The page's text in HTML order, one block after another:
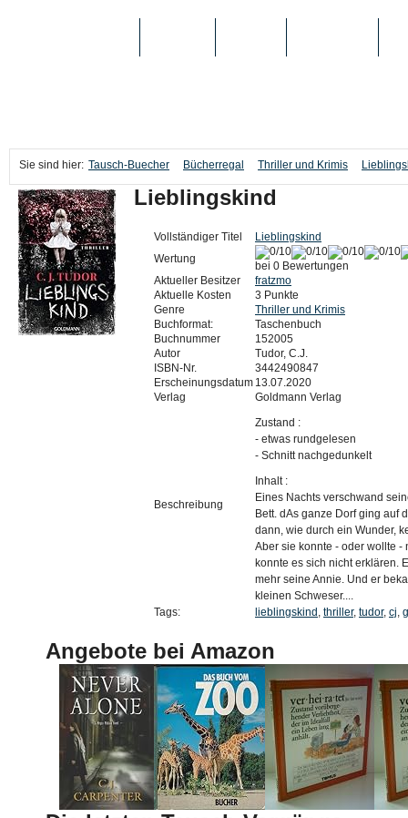
Sie sind hier: Tausch-Buecher Bücherregal Thriller und Krimis
Lieblingskind
Vollständiger Titel
Lieblingskind
Wertung
bei 0 Bewertungen
Aktueller Besitzer
fratzmo
Aktuelle Kosten
3 Punkte
Genre
Thriller und Krimis
Buchformat:
Taschenbuch
Buchnummer
152005
Autor
Tudor, C.J.
ISBN-Nr.
3442490847
Erscheinungsdatum 13.07.2020
Verlag
Goldmann Verlag
Beschreibung
Zustand :
- etwas rundgelesen
- Schnitt nachgedunkelt
Inhalt :
Eines Nachts verschwand
Bett. dAs ganze Dorf ging auf
dann, wie durch ein Wunder,
Aber sie konnte - oder wollte -
konnte es sich nicht erklären.
mehr seine Annie. Und er
kleinen Schweser....
Tags:
lieblingskind , thriller, tudor, cj,
Angebote bei Amazon